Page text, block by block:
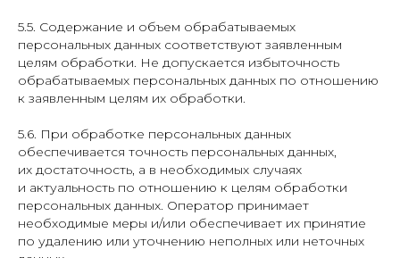
5.5. Содержание и объем обрабатываемых
персональных данных соответствуют заявленным
целям обработки. Не допускается избыточность
обрабатываемых персональных данных по отношению
к заявленным целям их обработки.
5.6. При обработке персональных данных
обеспечивается точность персональных данных,
их достаточность, а в необходимых случаях
и актуальность по отношению к целям обработки
персональных данных. Оператор принимает
необходимые меры и/или обеспечивает их принятие
по удалению или уточнению неполных или неточных